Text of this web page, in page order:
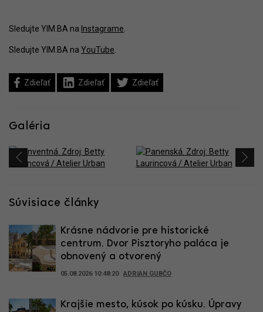
Sledujte YIM.BA na Instagrame
Sledujte YIM.BA na YouTube
Zdieľať Zdieľať Zdieľať
Galéria
Súvisiace články
Krásne nádvorie pre historické
centrum. Dvor Pisztoryho paláca je
obnovený a otvorený
05.08.2026 10:48:20 ADRIAN GUBČO
Krajšie mesto, kúsok po kúsku. Úpravy